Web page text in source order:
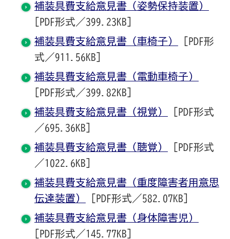
補装具費支給意見書（姿勢保持装置）
[PDF形式／399.23KB]
補装具費支給意見書（車椅子）
[PDF形
式／911.56KB]
補装具費支給意見書（電動車椅子）
[PDF形式／399.82KB]
補装具費支給意見書（視覚）
[PDF形式
／695.36KB]
補装具費支給意見書（聴覚）
[PDF形式
／1022.6KB]
補装具費支給意見書（重度障害者用意思
伝達装置）
[PDF形式／582.07KB]
補装具費支給意見書（身体障害児）
[PDF形式／145.77KB]